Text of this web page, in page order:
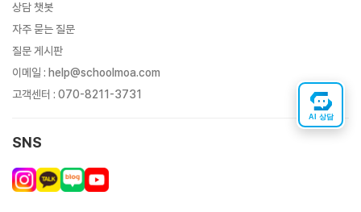
상담 챗봇
자주 묻는 질문
질문 게시판
이메일 : help@schoolmoa.com
고객센터 : 070-8211-3731
SNS
AI 상담